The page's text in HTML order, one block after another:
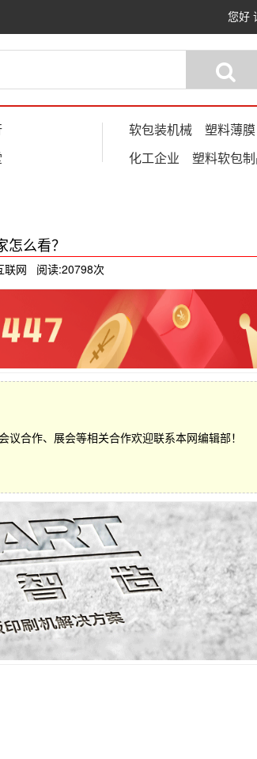
您好
软包装机械 塑料薄膜
化工企业
塑料软包
么看？
联网 阅读:20798次
合作、展会等相关合作欢迎联系本网编辑部！